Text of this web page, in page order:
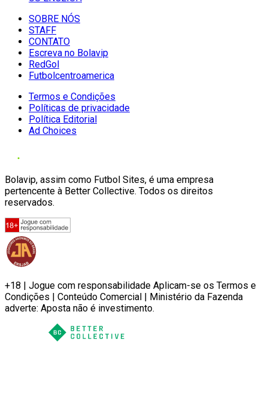
SOBRE NÓS
STAFF
CONTATO
Escreva no Bolavip
RedGol
Futbolcentroamerica
Termos e Condições
Políticas de privacidade
Política Editorial
Ad Choices
Bolavip, assim como Futbol Sites, é uma empresa
pertencente à Better Collective. Todos os direitos
reservados.
+18 | Jogue com responsabilidade Aplicam-se os Termos e
Condições | Conteúdo Comercial | Ministério da Fazenda
adverte: Aposta não é investimento.